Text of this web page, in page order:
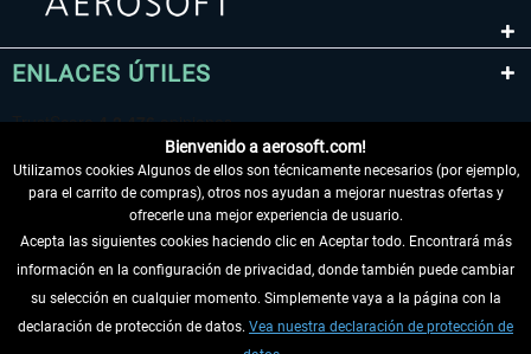
ENLACES ÚTILES
DESISTIR DEL CONTRATO
INFORMACIÓN
Bienvenido a aerosoft.com!
Utilizamos cookies Algunos de ellos son técnicamente necesarios (por ejemplo,
para el carrito de compras), otros nos ayudan a mejorar nuestras ofertas y
ofrecerle una mejor experiencia de usuario.
Acepta las siguientes cookies haciendo clic en Aceptar todo. Encontrará más
información en la configuración de privacidad, donde también puede cambiar
su selección en cualquier momento. Simplemente vaya a la página con la
declaración de protección de datos. Vea nuestra declaración de protección de